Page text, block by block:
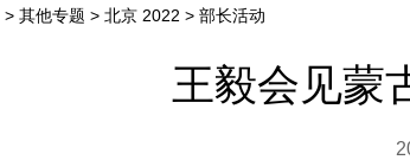
> 其他专题 > 北京 2022 > 部长活动
王毅会见蒙